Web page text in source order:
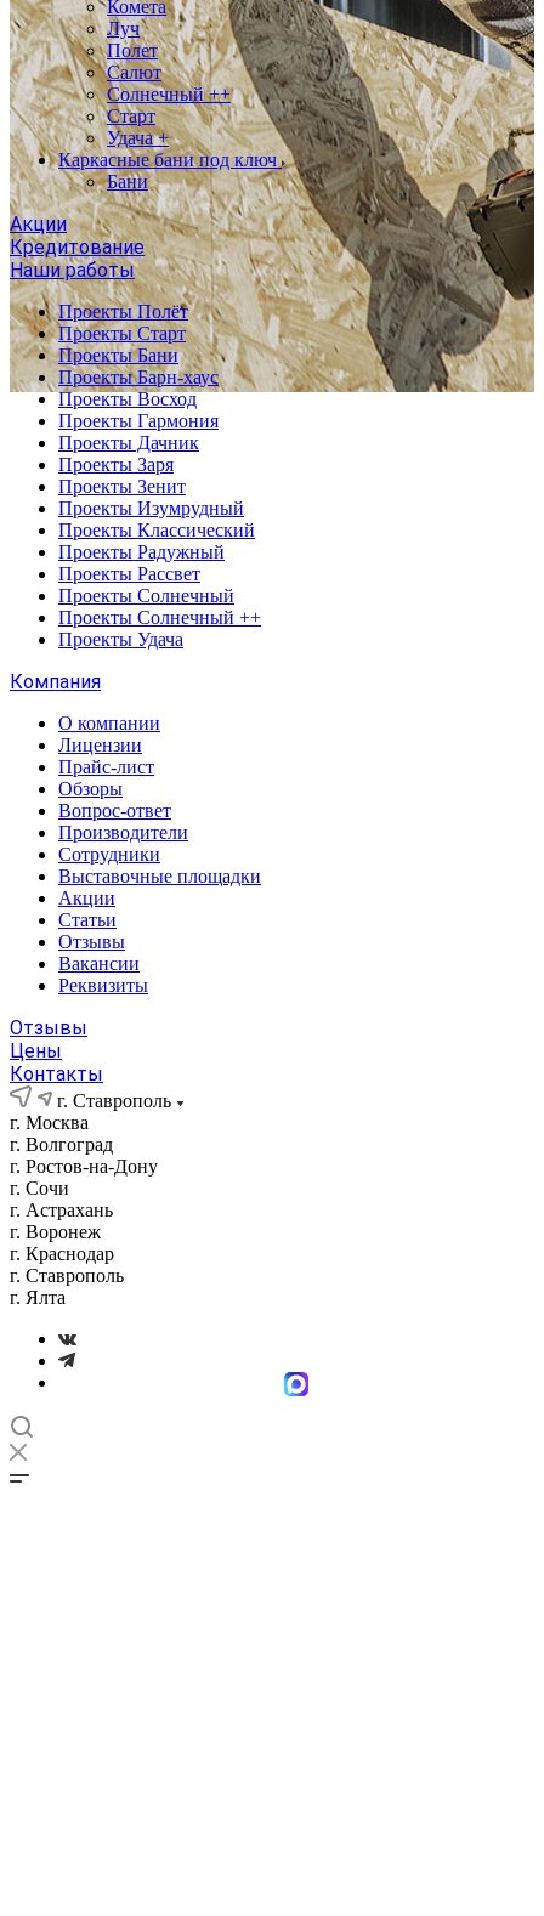
Комета
Луч
Полет
Салют
Солнечный ++
Старт
Удача +
Каркасные бани под ключ
Бани
Акции
Кредитование
Наши работы
Проекты Полёт
Проекты Старт
Проекты Бани
Проекты Барн-хаус
Проекты Восход
Проекты Гармония
Проекты Дачник
Проекты Заря
Проекты Зенит
Проекты Изумрудный
Проекты Классический
Проекты Радужный
Проекты Рассвет
Проекты Солнечный
Проекты Солнечный ++
Проекты Удача
Компания
О компании
Лицензии
Прайс-лист
Обзоры
Вопрос-ответ
Производители
Сотрудники
Выставочные площадки
Акции
Статьи
Отзывы
Вакансии
Реквизиты
Отзывы
Цены
Контакты
г. Ставрополь
г. Москва
г. Волгоград
г. Ростов-на-Дону
г. Сочи
г. Астрахань
г. Воронеж
г. Краснодар
г. Ставрополь
г. Ялта